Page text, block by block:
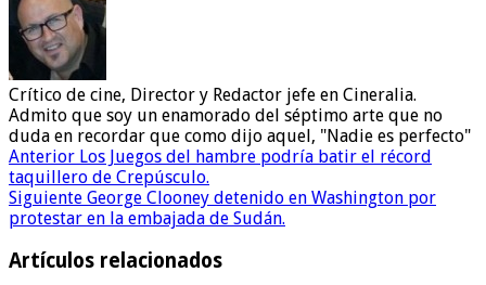
Crítico de cine, Director y Redactor jefe en Cineralia.
Admito que soy un enamorado del séptimo arte que no
duda en recordar que como dijo aquel, "Nadie es perfecto"
Anterior Los Juegos del hambre podría batir el récord
taquillero de Crepúsculo.
Siguiente George Clooney detenido en Washington por
protestar en la embajada de Sudán.
Artículos relacionados